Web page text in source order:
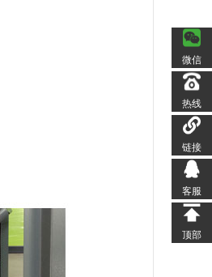
微信
热线
链接
客服
顶部
微信
热线
链接
客服
顶部